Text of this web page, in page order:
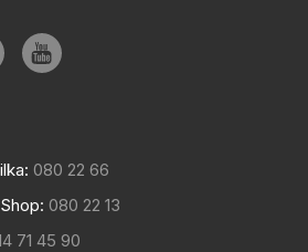
080 22 66
080 22 13
71 45 90